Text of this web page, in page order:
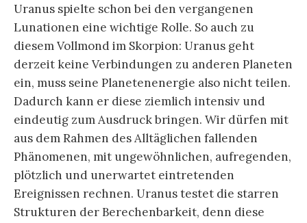
Uranus spielte schon bei den vergangenen
Lunationen eine wichtige Rolle. So auch zu
diesem Vollmond im Skorpion: Uranus geht
derzeit keine Verbindungen zu anderen Planeten
ein, muss seine Planetenenergie also nicht teilen.
Dadurch kann er diese ziemlich intensiv und
eindeutig zum Ausdruck bringen. Wir dürfen mit
aus dem Rahmen des Alltäglichen fallenden
Phänomenen, mit ungewöhnlichen, aufregenden,
plötzlich und unerwartet eintretenden
Ereignissen rechnen. Uranus testet die starren
Strukturen der Berechenbarkeit, denn diese